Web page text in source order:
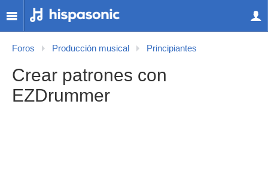
Foros Producción musical Principiantes
Crear patrones con
EZDrummer